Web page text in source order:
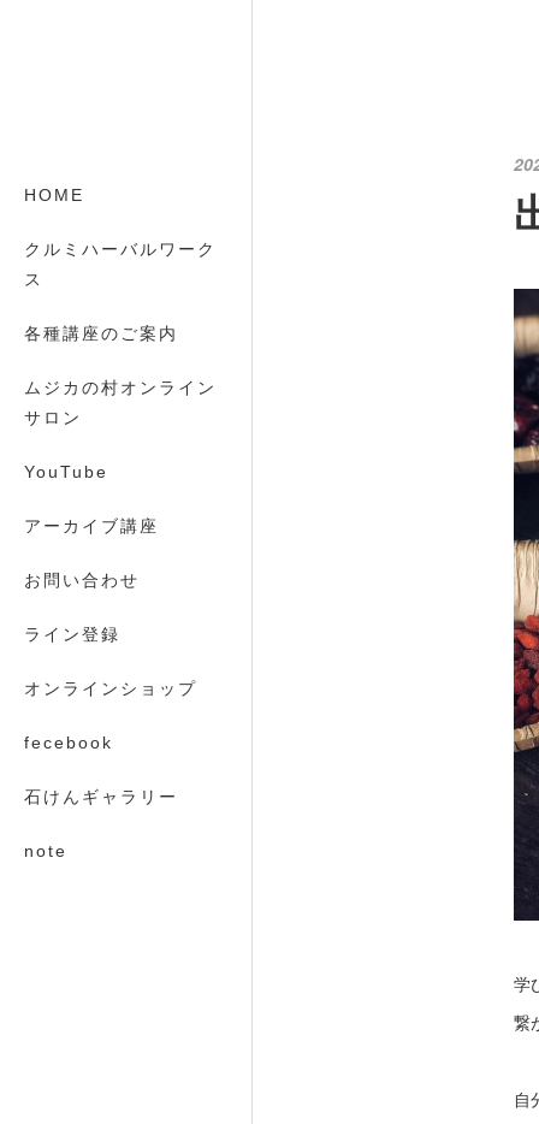
HOME
クルミハーバルワーク
ス
各種講座のご案内
ムジカの村オンライン
サロン
YouTube
アーカイブ講座
お問い合わせ
ライン登録
オンラインショップ
fecebook
石けんギャラリー
note
学
繋
自